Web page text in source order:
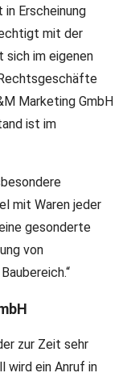
Erscheinung
mit der
sich im eigenen
Marketing GmbH
ist im
mit Waren jeder
gesonderte
von
zur Zeit sehr
wird ein Anruf in